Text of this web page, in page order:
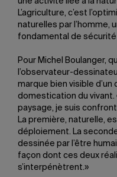
L’agriculture, c’est
naturelles par l’homme,
fondamental de sécurité
Pour Michel Boulanger,
l’observateur-
marque bien visible
domestication du vivant.
paysage, je suis
La première, naturelle,
déploiement. La
dessinée par l’être
façon dont ces deux
s’interpénètrent.»